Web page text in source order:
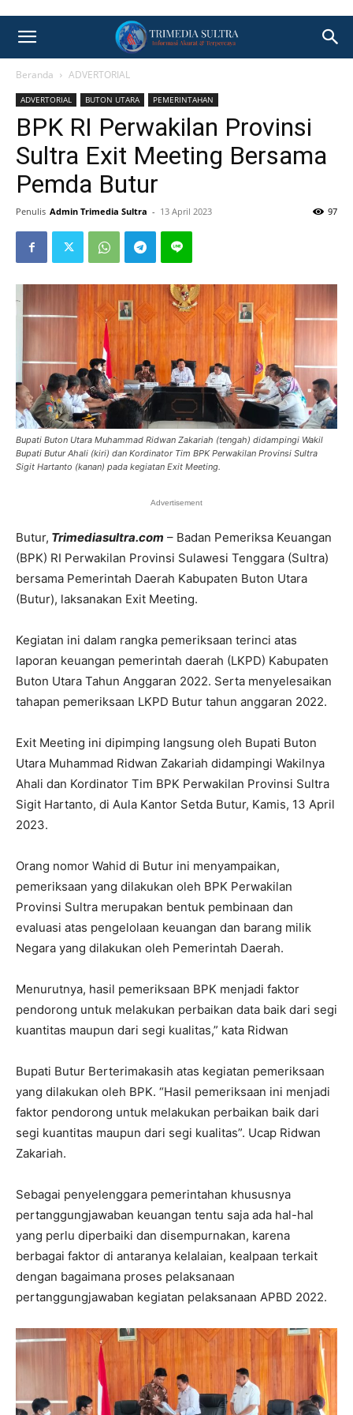
Beranda ADVERTORIAL
ADVERTORIAL BUTON UTARA PEMERINTAHAN
BPK RI Perwakilan Provinsi
Sultra Exit Meeting Bersama
Pemda Butur
Penulis Admin Trimedia Sultra - 13 April 2023 97
Bupati Buton Utara Muhammad Ridwan Zakariah (tengah) didampingi Wakil
Bupati Butur Ahali (kiri) dan Kordinator Tim BPK Perwakilan Provinsi Sultra
Sigit Hartanto (kanan) pada kegiatan Exit Meeting.
Advertisement
Butur, Trimediasultra.com – Badan Pemeriksa Keuangan
(BPK) RI Perwakilan Provinsi Sulawesi Tenggara (Sultra)
bersama Pemerintah Daerah Kabupaten Buton Utara
(Butur), laksanakan Exit Meeting.
Kegiatan ini dalam rangka pemeriksaan terinci atas
laporan keuangan pemerintah daerah (LKPD) Kabupaten
Buton Utara Tahun Anggaran 2022. Serta menyelesaikan
tahapan pemeriksaan LKPD Butur tahun anggaran 2022.
Exit Meeting ini dipimping langsung oleh Bupati Buton
Utara Muhammad Ridwan Zakariah didampingi Wakilnya
Ahali dan Kordinator Tim BPK Perwakilan Provinsi Sultra
Sigit Hartanto, di Aula Kantor Setda Butur, Kamis, 13 April
2023.
Orang nomor Wahid di Butur ini menyampaikan,
pemeriksaan yang dilakukan oleh BPK Perwakilan
Provinsi Sultra merupakan bentuk pembinaan dan
evaluasi atas pengelolaan keuangan dan barang milik
Negara yang dilakukan oleh Pemerintah Daerah.
Menurutnya, hasil pemeriksaan BPK menjadi faktor
pendorong untuk melakukan perbaikan data baik dari segi
kuantitas maupun dari segi kualitas,” kata Ridwan
Bupati Butur Berterimakasih atas kegiatan pemeriksaan
yang dilakukan oleh BPK. “Hasil pemeriksaan ini menjadi
faktor pendorong untuk melakukan perbaikan baik dari
segi kuantitas maupun dari segi kualitas”. Ucap Ridwan
Zakariah.
Sebagai penyelenggara pemerintahan khususnya
pertanggungjawaban keuangan tentu saja ada hal-hal
yang perlu diperbaiki dan disempurnakan, karena
berbagai faktor di antaranya kelalaian, kealpaan terkait
dengan bagaimana proses pelaksanaan
pertanggungjawaban kegiatan pelaksanaan APBD 2022.